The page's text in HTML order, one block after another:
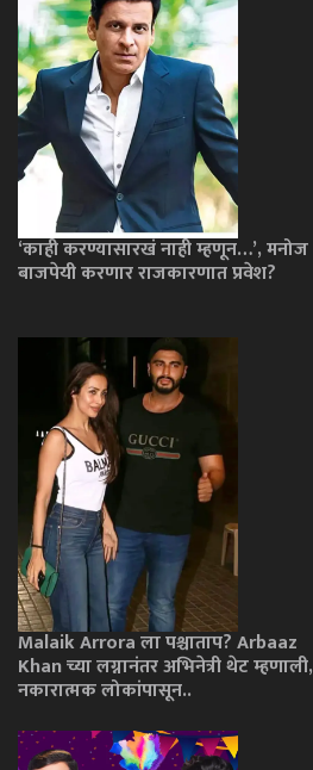
‘काही करण्यासारखं नाही म्हणून…’, मनोज
बाजपेयी करणार राजकारणात प्रवेश?
Malaik Arrora ला पश्चाताप? Arbaaz
Khan च्या लग्नानंतर अभिनेत्री थेट म्हणाली,
नकारात्मक लोकांपासून..